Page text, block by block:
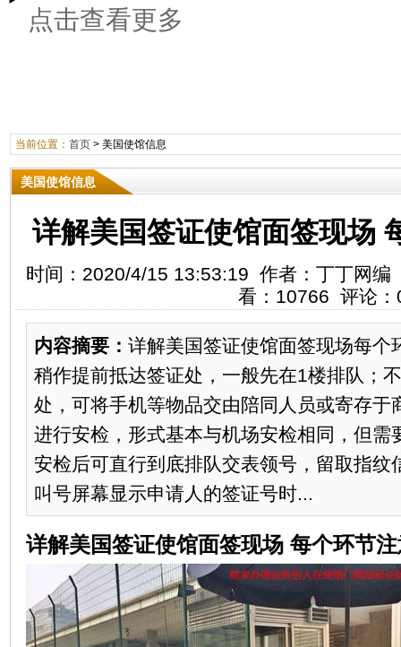
点击查看更多
当前位置： 首页> 美国使馆信息
美国使馆信息
详解美国签证使馆面签现场
时间：2020/4/15 13:53:19 作者：丁丁网
看：10766 评论：
内容摘要： 详解美国签证使馆面签现场每个
稍作提前抵达签证处，一般先在1楼排队；
处，可将手机等物品交由陪同人员或寄存于
进行安检，形式基本与机场安检相同，但需
安检后可直行到底排队交表领号，留取指纹
叫号屏幕显示申请人的签证号时...
详解美国签证使馆面签现场 每个环节